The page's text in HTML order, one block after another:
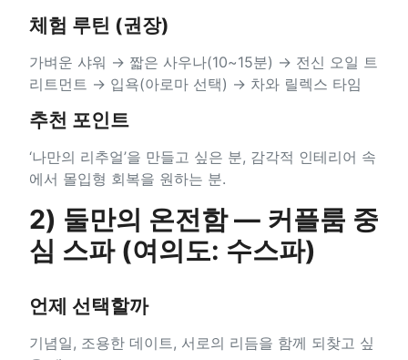
체험 루틴 (권장)
가벼운 샤워 → 짧은 사우나(10~15분) → 전신 오일 트
리트먼트 → 입욕(아로마 선택) → 차와 릴렉스 타임
추천 포인트
‘나만의 리추얼’을 만들고 싶은 분, 감각적 인테리어 속
에서 몰입형 회복을 원하는 분.
2) 둘만의 온전함 — 커플룸 중
심 스파 (여의도: 수스파)
언제 선택할까
기념일, 조용한 데이트, 서로의 리듬을 함께 되찾고 싶